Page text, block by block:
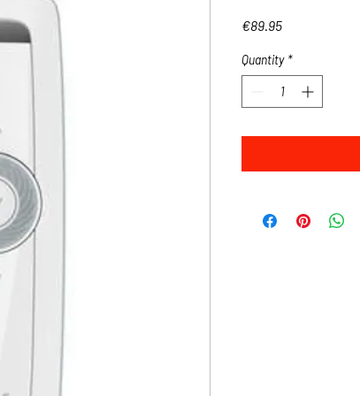
€89.95Price
Quantity *